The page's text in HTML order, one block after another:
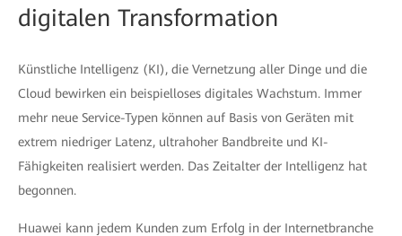
digitalen Transformation
Künstliche Intelligenz (KI), die Vernetzung aller Dinge und die
Cloud bewirken ein beispielloses digitales Wachstum. Immer
mehr neue Service-Typen können auf Basis von Geräten mit
extrem niedriger Latenz, ultrahoher Bandbreite und KI-
Fähigkeiten realisiert werden. Das Zeitalter der Intelligenz hat
begonnen.
Huawei kann jedem Kunden zum Erfolg in der Internetbranche